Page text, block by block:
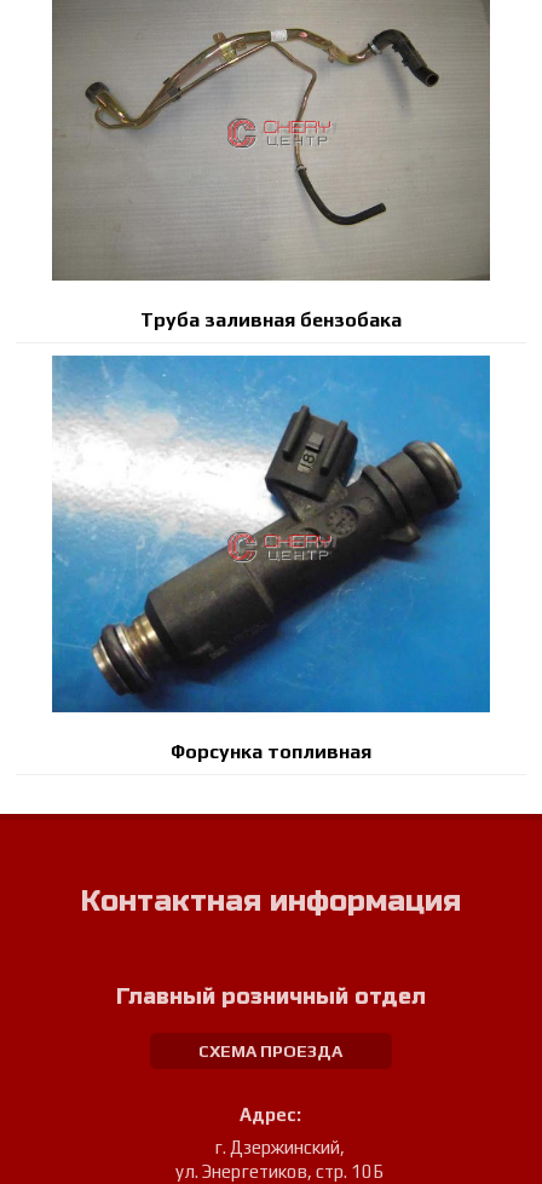
Труба заливная бензобака
Форсунка топливная
Контактная информация
Главный розничный отдел
СХЕМА ПРОЕЗДА
Адрес:
г. Дзержинский,
ул. Энергетиков, стр. 10Б